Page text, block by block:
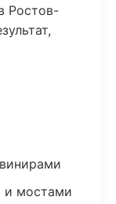
Ростов-
и мостами